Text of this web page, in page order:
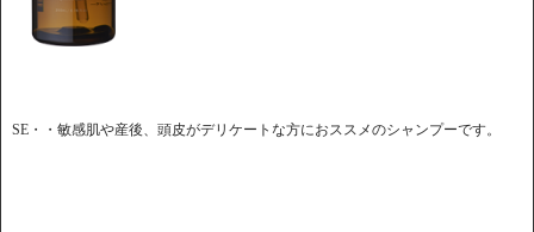
SE・・敏感肌や産後、頭皮がデリケートな方におススメのシャンプーです。